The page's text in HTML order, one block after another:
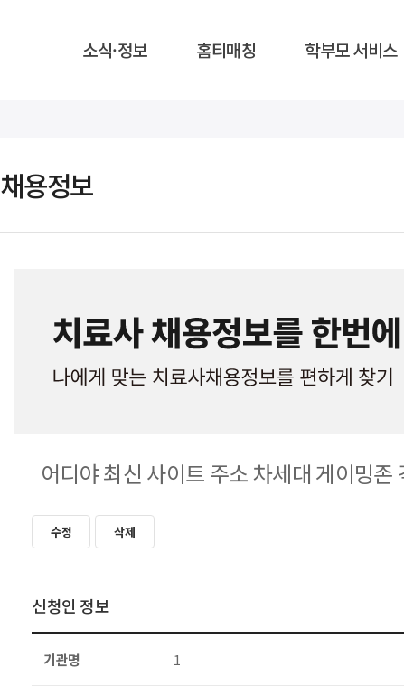
소식·정보 홈티매칭 학부모 서비스
채용정보
어디야 최신 사이트 주소 차세대 게이밍존
수정 삭제
신청인 정보
기관명 1